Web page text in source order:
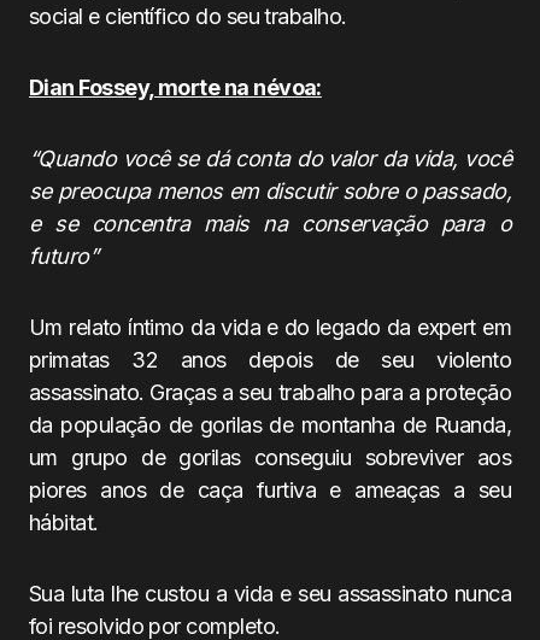
social e científico do seu trabalho.
Dian Fossey, morte na névoa:
“Quando você se dá conta do valor da vida, você
se preocupa menos em discutir sobre o passado,
e se concentra mais na conservação para o
futuro”
Um relato íntimo da vida e do legado da expert em
primatas 32 anos depois de seu violento
assassinato. Graças a seu trabalho para a proteção
da população de gorilas de montanha de Ruanda,
um grupo de gorilas conseguiu sobreviver aos
piores anos de caça furtiva e ameaças a seu
hábitat.
Sua luta lhe custou a vida e seu assassinato nunca
foi resolvido por completo.